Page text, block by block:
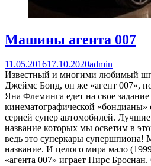
Машины агента 007
11.05.201617.10.2020admin
Известный и многими любимый
Джеймс Бонд, он же «агент 007»,
Яна Флеминга едет на свое
кинематографической «бондианы»
серией супер автомобилей.
название которых мы осветим в
ведь это суперкары супершпиона!
название. И целого мира мало
«агента 007» играет Пирс